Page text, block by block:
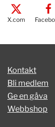
X.com
Kontakt
Bli medlem
Ge en gåva
Webbshop